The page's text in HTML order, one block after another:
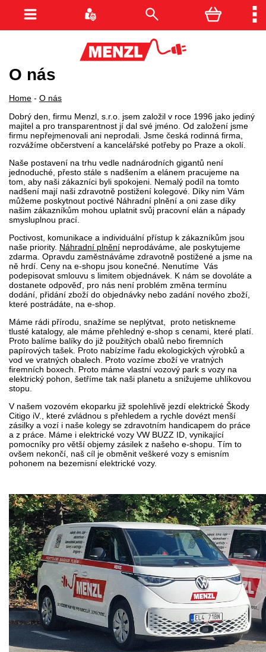
O nás
Home - O nás
Dobrý den, firmu Menzl, s.r.o. jsem založil v roce 1996 jako jediný
majitel a pro transparentnost jí dal své jméno. Od založení jsme
firmu nepřejmenovali ani neprodali. Jsme česká rodinná firma,
rozvážíme občerstvení a kancelářské potřeby po Praze a okolí.
Naše postavení na trhu vedle nadnárodních gigantů není
jednoduché, přesto stále s nadšením a elánem pracujeme na
tom, aby naši zákazníci byli spokojeni. Nemalý podíl na tomto
nadšení mají naši zdravotně postižení kolegové. Díky nim Vám
můžeme poskytnout poctivé Náhradní plnění a oni zase díky
našim zákazníkům mohou uplatnit svůj pracovní elán a nápady
smysluplnou prací.
Poctivost, komunikace a individuální přístup k zákazníkům jsou
naše priority. Náhradní plnění neprodáváme, ale poskytujeme
zdarma. Opravdu zaměstnáváme zdravotně postižené a jsme na
ně hrdí. Ceny na e-shopu jsou konečné. Nenutíme Vás
podepisovat smlouvu s limitem objednávek. K nám se dovoláte a
dostanete odpověď, pro nás není problém změna termínu
dodání, přidání zboží do objednávky nebo zadání nového zboží,
které postrádáte, na e-shop.
Máme rádi přírodu, snažíme se neplýtvat,
proto netiskneme
tlusté katalogy, ale máme přehledný e-shop s cenami, které platí.
Proto balíme balíky do již použitých obalů nebo firemních
papírových tašek. Proto nabízíme řadu ekologických výrobků a
vod ve vratných obalech. Proto vozíme zboží ve vratných
firemních boxech. Proto máme vlastní vozový park s vozy na
elektrický pohon, šetříme tak naši planetu a snižujeme uhlíkovou
stopu.
V našem vozovém ekoparku již spolehlivě jezdí elektrické Škody
Citigo iV., které zvládnou s přehledem a rychle dovézt menší
zásilky a vozí i naše kolegy se zdravotním handicapem do práce
a z práce. Máme i elektrické vozy VW BUZZ ID, vynikající
pomocníky pro větší objemy zásilek z našeho e-shopu. Tím to
ovšem nekončí, naš cíl je obměnit veškeré vozy s emisním
pohonem na bezemisní elektrické vozy.